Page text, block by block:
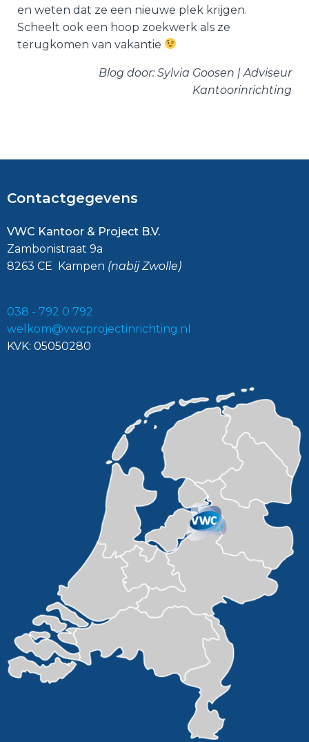
en weten dat ze een nieuwe plek krijgen.
Scheelt ook een hoop zoekwerk als ze
terugkomen van vakantie
Blog door: Sylvia Goosen | Adviseur
Kantoorinrichting
Contactgegevens
VWC Kantoor & Project B.V.
Zambonistraat 9a
8263 CE Kampen (nabij Zwolle)
038 - 792 0 792
welkom@vwcprojectinrichting.nl
KVK: 05050280